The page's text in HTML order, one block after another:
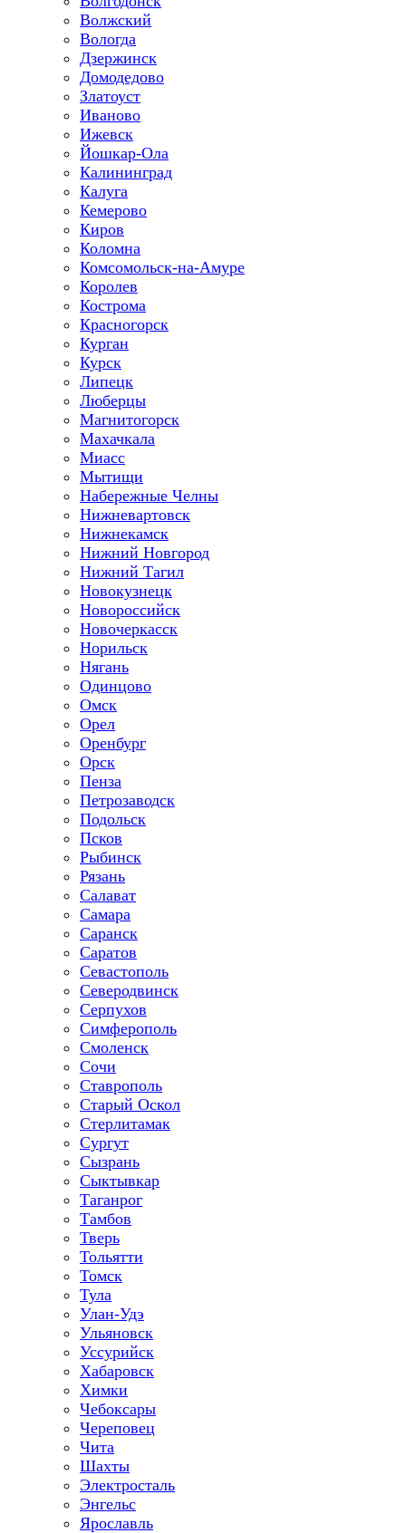
Волжский
Вологда
Дзержинск
Домодедово
Златоуст
Иваново
Ижевск
Йошкар-Ола
Калининград
Калуга
Кемерово
Киров
Коломна
Комсомольск-на-Амуре
Королев
Кострома
Красногорск
Курган
Курск
Липецк
Люберцы
Магнитогорск
Махачкала
Миасс
Мытищи
Набережные Челны
Нижневартовск
Нижнекамск
Нижний Новгород
Нижний Тагил
Новокузнецк
Новороссийск
Новочеркасск
Норильск
Нягань
Одинцово
Омск
Орел
Оренбург
Орск
Пенза
Петрозаводск
Подольск
Псков
Рыбинск
Рязань
Салават
Самара
Саранск
Саратов
Севастополь
Северодвинск
Серпухов
Симферополь
Смоленск
Сочи
Ставрополь
Старый Оскол
Стерлитамак
Сургут
Сызрань
Сыктывкар
Таганрог
Тамбов
Тверь
Тольятти
Томск
Тула
Улан-Удэ
Ульяновск
Уссурийск
Хабаровск
Химки
Чебоксары
Череповец
Чита
Шахты
Электросталь
Энгельс
Ярославль